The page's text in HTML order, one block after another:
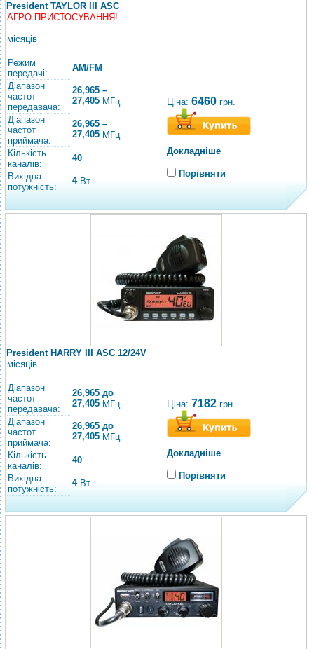
President TAYLOR III ASC
АГРО ПРИСТОСУВАННЯ!
місяців
Режим
передачі:
AM/FM
Діапазон
частот
передавача:
26,965 –
27,405 МГц
Діапазон
частот
приймача:
26,965 –
27,405 МГц
Кількість
каналів:
40
Вихідна
потужність:
4Вт
Ціна: 6460 грн.
Докладніше
Порівняти
President HARRY III ASC 12/24V
місяців
Діапазон
частот
передавача:
26,965 до
27,405 МГц
Діапазон
частот
приймача:
26,965 до
27,405 МГц
Кількість
каналів:
40
Вихідна
потужність:
4Вт
Ціна: 7182 грн.
Докладніше
Порівняти